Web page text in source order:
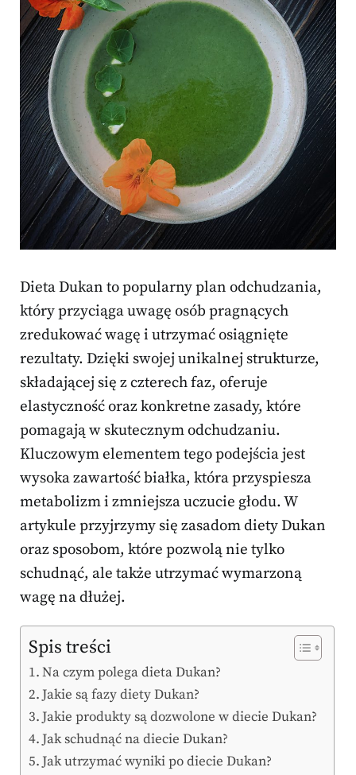
Dieta Dukan to popularny plan odchudzania,
który przyciąga uwagę osób pragnących
zredukować wagę i utrzymać osiągnięte
rezultaty. Dzięki swojej unikalnej strukturze,
składającej się z czterech faz, oferuje
elastyczność oraz konkretne zasady, które
pomagają w skutecznym odchudzaniu.
Kluczowym elementem tego podejścia jest
wysoka zawartość białka, która przyspiesza
metabolizm i zmniejsza uczucie głodu. W
artykule przyjrzymy się zasadom diety Dukan
oraz sposobom, które pozwolą nie tylko
schudnąć, ale także utrzymać wymarzoną
wagę na dłużej.
Spis treści
Na czym polega dieta Dukan?
Jakie są fazy diety Dukan?
Jakie produkty są dozwolone w diecie Dukan?
Jak schudnąć na diecie Dukan?
Jak utrzymać wyniki po diecie Dukan?